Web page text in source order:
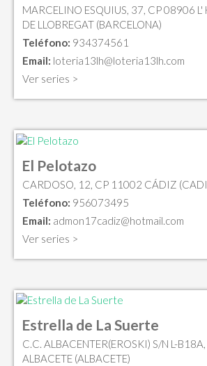
MARCELINO ESQUIUS, 37, CP 08906 L'
DE LLOBREGAT (BARCELONA)
Teléfono: 934374561
Email: loteria13lh@loteria13lh.com
Ver series >
El Pelotazo
CARDOSO, 12, CP 11002 CÁDIZ
Teléfono: 956073495
Email: admon17cadiz@hotmail.com
Ver series >
Estrella de La Suerte
C.C. ALBACENTER(EROSKI) S/N L-
ALBACETE (ALBACETE)